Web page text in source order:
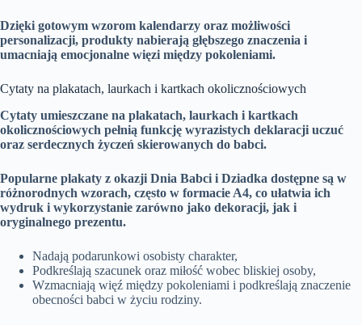
Dzięki gotowym wzorom kalendarzy oraz możliwości
personalizacji, produkty nabierają głębszego znaczenia i
umacniają emocjonalne więzi między pokoleniami.
Cytaty na plakatach, laurkach i kartkach okolicznościowych
Cytaty umieszczane na plakatach, laurkach i kartkach
okolicznościowych pełnią funkcję wyrazistych deklaracji uczuć
oraz serdecznych życzeń skierowanych do babci.
Popularne plakaty z okazji Dnia Babci i Dziadka dostępne są w
różnorodnych wzorach, często w formacie A4, co ułatwia ich
wydruk i wykorzystanie zarówno jako dekoracji, jak i
oryginalnego prezentu.
Nadają podarunkowi osobisty charakter,
Podkreślają szacunek oraz miłość wobec bliskiej osoby,
Wzmacniają więź między pokoleniami i podkreślają znaczenie
obecności babci w życiu rodziny.